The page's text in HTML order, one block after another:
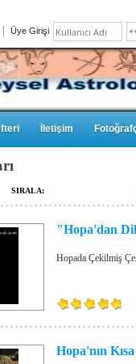
Üye Girişi
İletişim
SIRALA:
"Hopa'dan
Hopada Çekilmiş
Hopa'nın